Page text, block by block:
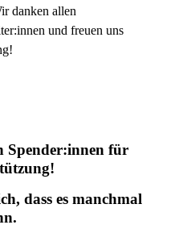
danken allen
und freuen uns
Spender:innen für
dass es manchmal